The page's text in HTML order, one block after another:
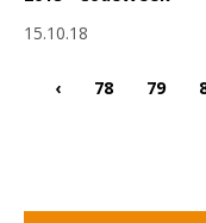
15.10.18
‹ 78 79